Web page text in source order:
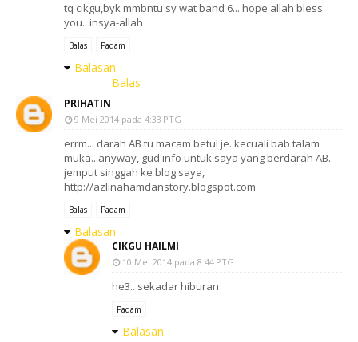
tq cikgu,byk mmbntu sy wat band 6... hope allah bless
you.. insya-allah
Balas Padam
Balasan
Balas
PRIHATIN
9 Mei 2014 pada 4:33 PTG
errm... darah AB tu macam betul je. kecuali bab talam
muka.. anyway, gud info untuk saya yang berdarah AB.
jemput singgah ke blog saya,
http://azlinahamdanstory.blogspot.com
Balas Padam
Balasan
CIKGU HAILMI
10 Mei 2014 pada 8:44 PTG
he3.. sekadar hiburan
Padam
Balasan